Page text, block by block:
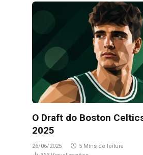
O Draft do Boston
2025
26/06/2025
5 Mins de leitura